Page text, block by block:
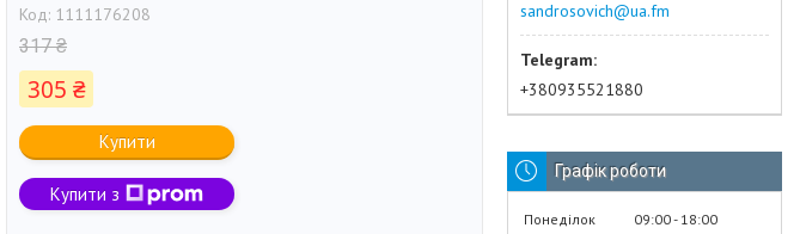
Код: 1111176208
317 ₴
305 ₴
Купити
Купити з
sandrosovich@ua.fm
+380935521880
Графік роботи
Понеділок 09:00 18:00